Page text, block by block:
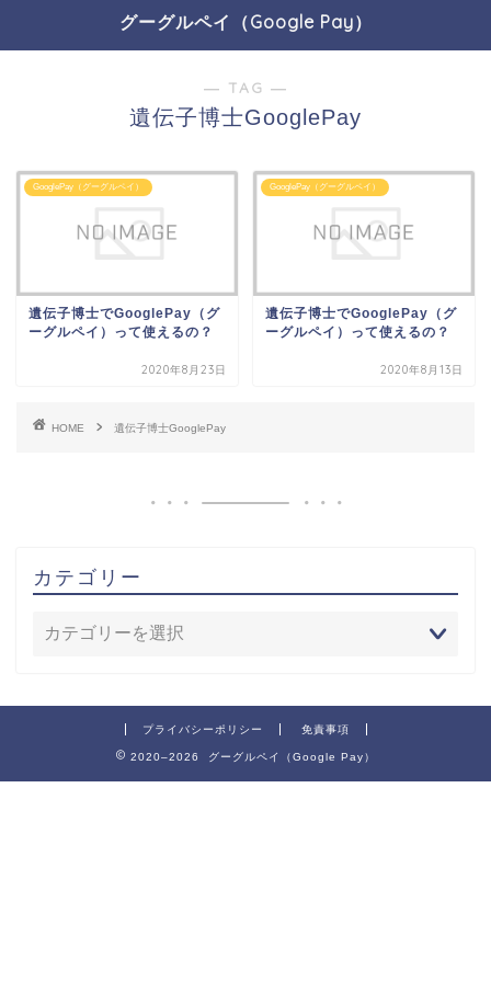
グーグルペイ（Google Pay）
― TAG ―
遺伝子博士GooglePay
GooglePay（グーグルペイ）
遺伝子博士でGooglePay（グ
ーグルペイ）って使えるの？
2020年8月23日
GooglePay（グーグルペイ）
遺伝子博士でGooglePay（グ
ーグルペイ）って使えるの？
2020年8月13日
HOME 遺伝子博士GooglePay
カテゴリー
プライバシーポリシー 免責事項
2020–2026 グーグルペイ（Google Pay）